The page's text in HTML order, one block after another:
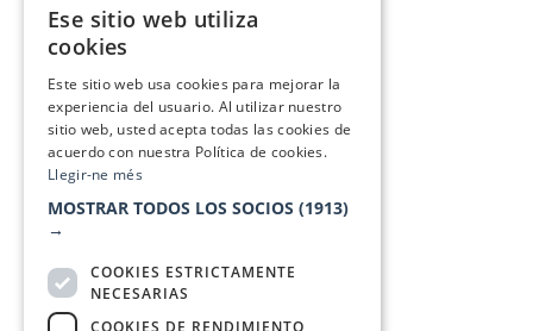
Ese sitio web utiliza
cookies
Este sitio web usa cookies para mejorar la
experiencia del usuario. Al utilizar nuestro
sitio web, usted acepta todas las cookies de
acuerdo con nuestra Política de cookies.
Llegir-ne més
MOSTRAR TODOS LOS SOCIOS (1913)
→
COOKIES ESTRICTAMENTE
NECESARIAS
COOKIES DE RENDIMIENTO